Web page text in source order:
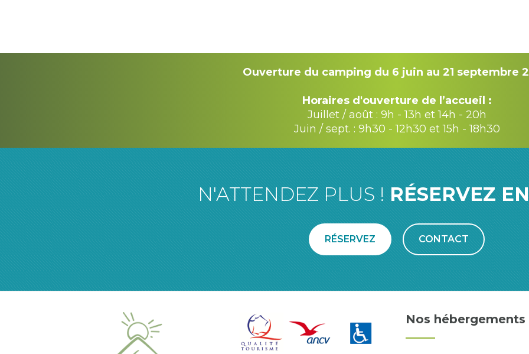
Ouverture du camping du 6 juin au 21 septembre
Horaires d'ouverture de l’accueil :
Juillet / août : 9h - 13h et 14h - 20h
Juin / sept. : 9h30 - 12h30 et 15h - 18h30
N'ATTENDEZ PLUS ! RÉSERVEZ
RÉSERVEZ CONTACT
Nos hébergements